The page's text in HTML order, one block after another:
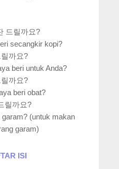
드릴까요?
secangkir kopi?
까요?
beri untuk Anda?
까요?
beri obat?
릴까요?
(untuk makan
garam)
ISI